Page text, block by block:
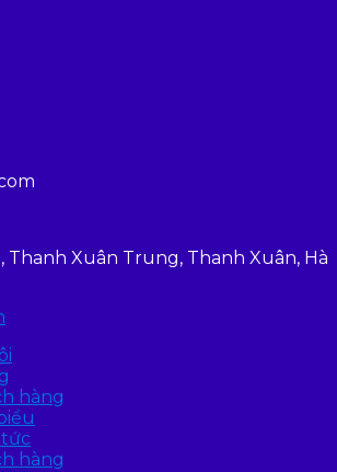
Thanh Xuân Trung, Thanh Xuân, Hà
hàng
tức
hàng